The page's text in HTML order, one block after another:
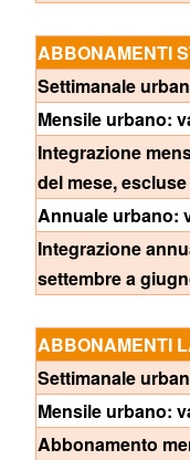
ABBONAMENTI
Settimanale
Mensile urbano:
Integrazione
del mese,
Annuale urbano:
Integrazione
settembre a
ABBONAMENTI
Settimanale
Mensile urbano:
Abbonamento